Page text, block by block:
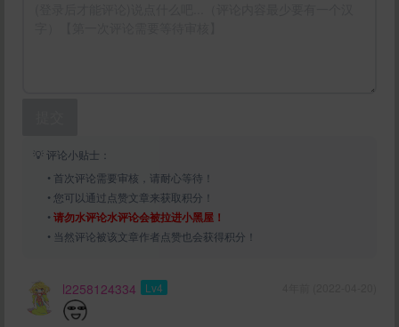
💡 评论小贴士：
• 首次评论需要审核，请耐心等待！
• 您可以通过点赞文章来获取积分！
• 请勿水评论水评论会被拉进小黑屋！
• 当然评论被该文章作者点赞也会获得积分！
l2258124334 Lv4